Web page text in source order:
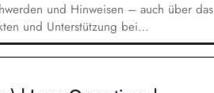
und Hinweisen – auch über das
und Unterstützung bei
von Schulungen und
von Leitlinien,
einer offenen Feedback- und